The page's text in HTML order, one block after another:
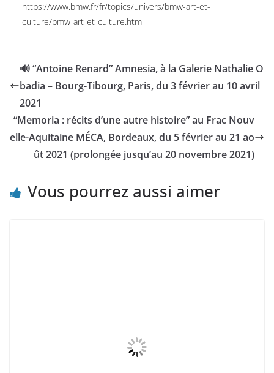
https://www.bmw.fr/fr/topics/univers/bmw-art-et-
culture/bmw-art-et-culture.html
🔊 “Antoine Renard” Amnesia, à la Galerie Nathalie O
badia – Bourg-Tibourg, Paris, du 3 février au 10 avril
2021
“Memoria : récits d’une autre histoire” au Frac Nouv
elle-Aquitaine MÉCA, Bordeaux, du 5 février au 21 ao
ût 2021 (prolongée jusqu’au 20 novembre 2021)
Vous pourrez aussi aimer